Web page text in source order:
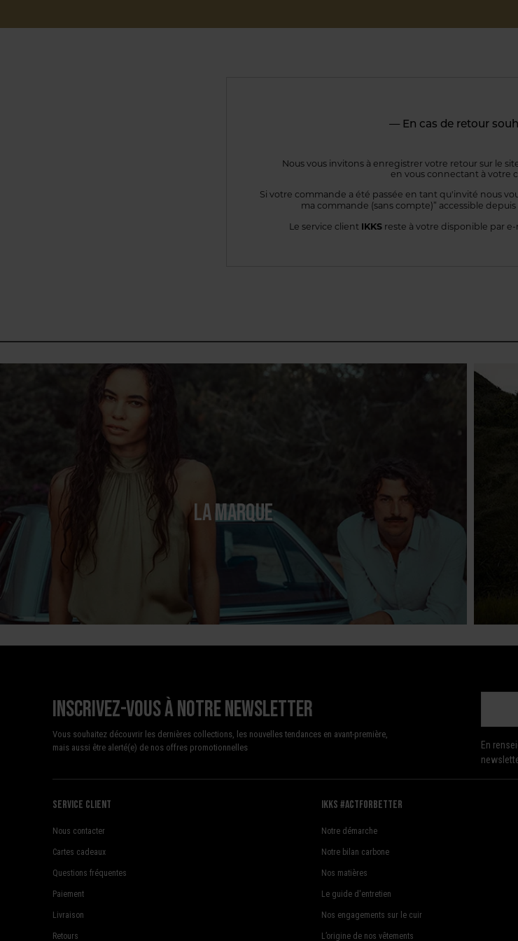
— En cas de retour
Nous vous invitons à enregistrer votre retour sur le
en vous connectant à votre
Si votre commande a été passée en tant qu'invité nous
ma commande (sans compte)” accessible depuis
Le service client IKKS reste à votre disponible par e-
LA MARQUE
Inscrivez-vous à notre newsletter
Vous souhaitez découvrir les dernières collections, les nouvelles tendances en avant-première,
mais aussi être alerté(e) de nos offres promotionnelles
En
Service client
Nous contacter
Cartes cadeaux
Questions fréquentes
Paiement
Livraison
Retours
Ikks #actforbetter
Notre démarche
Notre bilan carbone
Nos matières
Le guide d'entretien
Nos engagements sur le cuir
L’origine de nos vêtements